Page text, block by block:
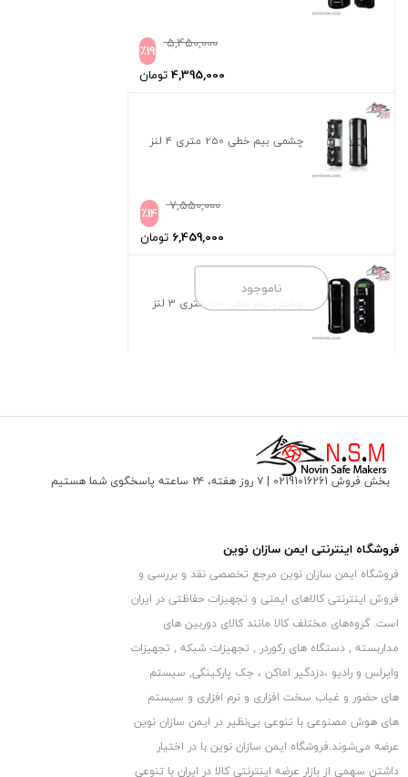
٪19 5,450,000
4,395,000تومان
چشمی بیم خطی 250 متری 4 لنز
٪14 7,550,000
6,459,000 تومان
ناموجود
بخش فروش 02191016261 | ۷ روز هفته، ۲۴ ساعته پاسخگوی شما هستیم
فروشگاه اینترنتی ایمن سازان نوین
فروشگاه ایمن سازان نوین مرجع تخصصی نقد و بررسی و
فروش اینترنتی کالاهای ایمنی و تجهیزات حفاظتی در ایران
است. گروه‏‏‌های مختلف کالا مانند کالای دوربین های
مداربسته , دستگاه های رکوردر , تجهیزات شبکه , تجهیزات
وایرلس و رادیو ،دزدگیر اماکن ، جک پارکینگی, سیستم
های حضور و غیاب سخت افزاری و نرم افزاری و سیستم
های هوش مصنوعی با تنوعی بی‌نظیر در ایمن سازان نوین
عرضه می‏‏‏‌شوند.فروشگاه ایمن سازان نوین با در اختیار
داشتن سهمی از بازار عرضه اینترنتی کالا در ایران با تنوعی